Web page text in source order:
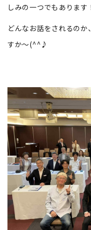
しみの一つでもあります
どんなお話をされるの
すか～(^^♪